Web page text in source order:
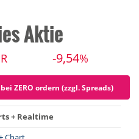
Aktie
-9,54%
ZERO ordern (zzgl. Spreads)
+ Realtime